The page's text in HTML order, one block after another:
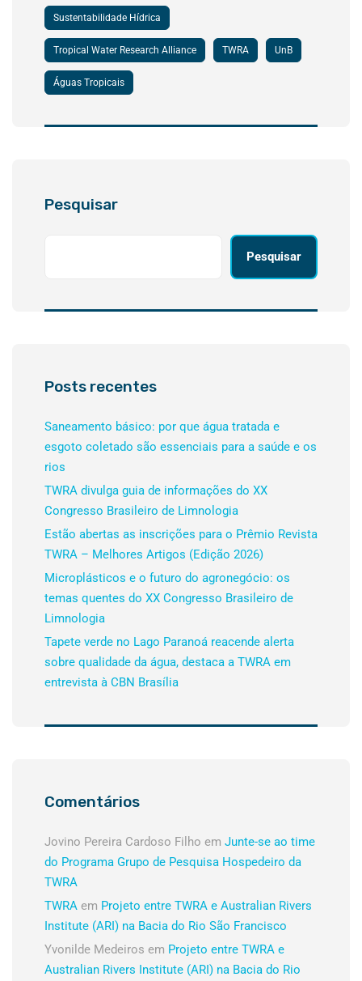
Sustentabilidade Hídrica
Tropical Water Research Alliance TWRA UnB
Águas Tropicais
Pesquisar
Pesquisar
Posts recentes
Saneamento básico: por que água tratada e
esgoto coletado são essenciais para a saúde e os
rios
TWRA divulga guia de informações do XX
Congresso Brasileiro de Limnologia
Estão abertas as inscrições para o Prêmio Revista
TWRA – Melhores Artigos (Edição 2026)
Microplásticos e o futuro do agronegócio: os
temas quentes do XX Congresso Brasileiro de
Limnologia
Tapete verde no Lago Paranoá reacende alerta
sobre qualidade da água, destaca a TWRA em
entrevista à CBN Brasília
Comentários
Jovino Pereira Cardoso Filho em Junte-se ao time
do Programa Grupo de Pesquisa Hospedeiro da
TWRA
TWRA em Projeto entre TWRA e Australian Rivers
Institute (ARI) na Bacia do Rio São Francisco
Yvonilde Medeiros em Projeto entre TWRA e
Australian Rivers Institute (ARI) na Bacia do Rio